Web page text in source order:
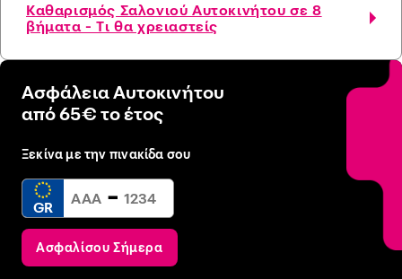
Καθαρισμός Σαλονιού Αυτοκινήτου σε 8
βήματα - Τι θα χρειαστείς
Ασφάλεια Αυτοκινήτου
από 65€ το έτος
Ξεκίνα με την πινακίδα σου
GR -
Ασφαλίσου Σήμερα